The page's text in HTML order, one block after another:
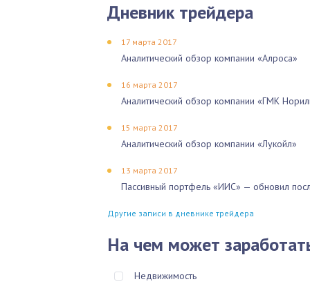
Дневник трейдера
17 марта 2017
Аналитический обзор компании «Алроса»
16 марта 2017
Аналитический обзор компании «ГМК
15 марта 2017
Аналитический обзор компании «Лукойл»
13 марта 2017
Пассивный портфель «ИИС» — обновил
Другие записи в дневнике трейдера
На чем может
Недвижимость